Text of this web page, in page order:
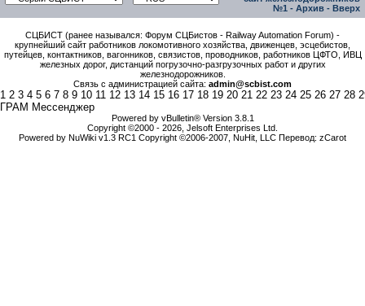
№1 - Архив - Вверх
СЦБИСТ (ранее назывался: Форум СЦБистов - Railway Automation Forum) -
крупнейший сайт работников локомотивного хозяйства, движенцев, эсцебистов,
путейцев, контактников, вагонников, связистов, проводников, работников ЦФТО, ИВЦ
железных дорог, дистанций погрузочно-разгрузочных работ и других
железнодорожников.
Связь с администрацией сайта: admin@scbist.com
1 2 3 4 5 6 7 8 9 10 11 12 13 14 15 16 17 18 19 20 21 22 23 24 25 26 27 28
ГРАМ Мессенджер
Powered by vBulletin® Version 3.8.1
Copyright ©2000 - 2026, Jelsoft Enterprises Ltd.
Powered by NuWiki v1.3 RC1 Copyright ©2006-2007, NuHit, LLC Перевод: zCarot